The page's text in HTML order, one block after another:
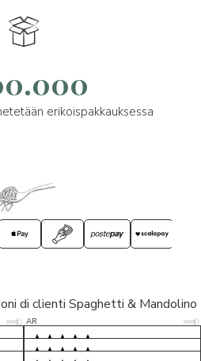
erikoispakkauksessa
di clienti Spaghetti & Mandolino
AR 5/5
D* 5/5
S* 5/5